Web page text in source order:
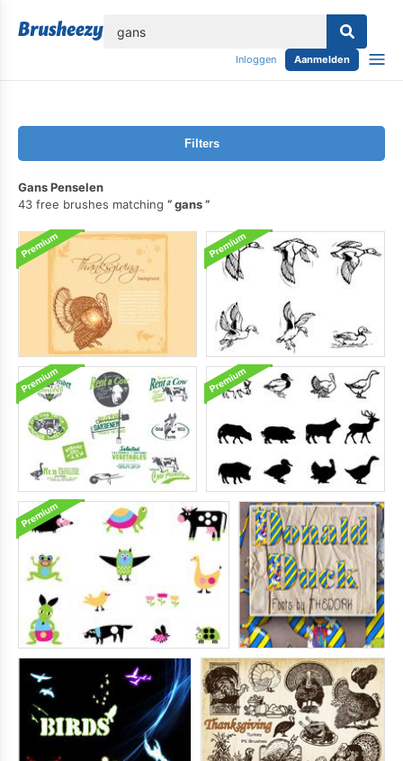
Inloggen Aanmelden
Filters
Gans Penselen
43 free brushes matching
gans